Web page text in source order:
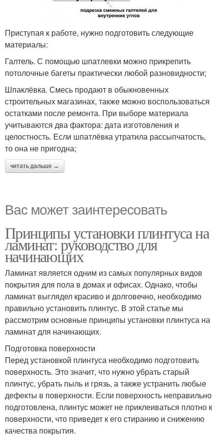
Приступая к работе, нужно подготовить следующие
материалы:
Галтель. С помощью шпатлевки можно прикрепить
потолочные багеты практически любой разновидности;
Шпаклёвка. Смесь продают в обыкновенных
строительных магазинах, также можно воспользоваться
остатками после ремонта. При выборе материала
учитываются два фактора: дата изготовления и
целостность. Если шпатлёвка утратила рассыпчатость,
то она не пригодна;
читать дальше →
Вас может заинтересовать
Принципы установки плинтуса на
ламинат: руководство для
начинающих
Ламинат является одним из самых популярных видов
покрытия для пола в домах и офисах. Однако, чтобы
ламинат выглядел красиво и долговечно, необходимо
правильно установить плинтус. В этой статье мы
рассмотрим основные принципы установки плинтуса на
ламинат для начинающих.
Подготовка поверхности
Перед установкой плинтуса необходимо подготовить
поверхность. Это значит, что нужно убрать старый
плинтус, убрать пыль и грязь, а также устранить любые
дефекты в поверхности. Если поверхность неправильно
подготовлена, плинтус может не приклеиваться плотно к
поверхности, что приведет к его стиранию и снижению
качества покрытия.